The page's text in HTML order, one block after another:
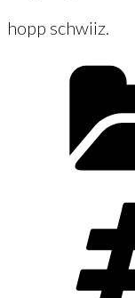
hopp schwiiz.